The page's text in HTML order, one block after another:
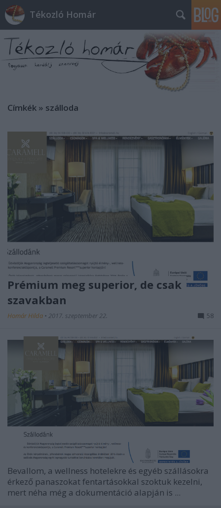
Tékozló Homár
Címkék » szálloda
Prémium meg superior, de csak
szavakban
Homár Hilda • 2017. szeptember 22. 58
Bevallom, a wellness hotelekre és egyéb szállásokra
érkező panaszokat fentartásokkal szoktuk kezelni,
mert néha még a dokumentáció alapján is ...